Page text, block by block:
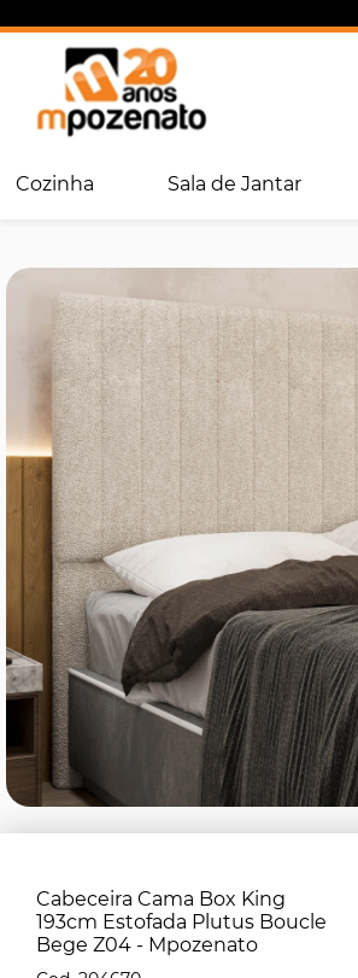
Cozinha Sala de Jantar
Cabeceira Cama Box King
193cm Estofada Plutus Boucle
Bege Z04 - Mpozenato